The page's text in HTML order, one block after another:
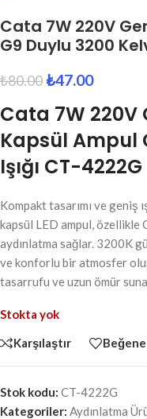
Cata 7W 220V
G9 Duylu 3200
₺80.00 ₺47.00
Cata 7W 220V
Kapsül Ampul
Işığı CT-4222G
Kompakt tasarımı ve geniş
kapsül LED ampul, özellikle
aydınlatma sağlar. 3200K
ve konforlu bir atmosfer
tasarrufu ve uzun ömür
Stokta yok
Karşılaştır
Stok kodu: CT-4222G
Kategoriler: Aydınlatma